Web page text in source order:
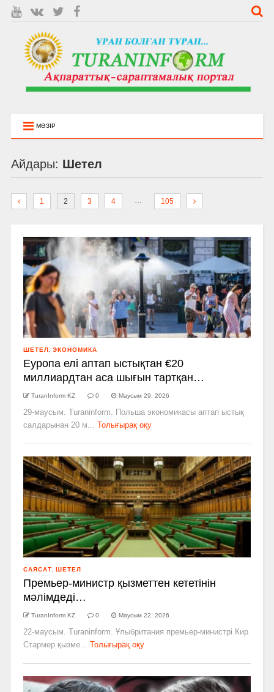
МӘЗІР
Айдары: Шетел
1 2 3 4 105
ШЕТЕЛ ЭКОНОМИКА
Еуропа елі аптап ыстықтан €20
миллиардтан аса шығын тартқан…
TuranInform KZ 0 Маусым 29, 2026
29-маусым. Turaninform. Польша экономикасы аптап ыстық
салдарынан 20 м...
Толығырақ оқу
САЯСАТ ШЕТЕЛ
Премьер-министр қызметтен кететінін
мәлімдеді…
TuranInform KZ 0 Маусым 22, 2026
22-маусым. Turaninform. Ұлыбритания премьер-министрі Кир
Стармер қызме...
Толығырақ оқу